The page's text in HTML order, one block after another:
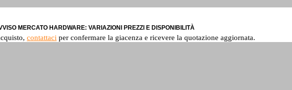
MERCATO HARDWARE: VARIAZIONI PREZZI E DISPONIBILITÀ
contattaci per confermare la giacenza e ricevere la quotazione aggiornata.